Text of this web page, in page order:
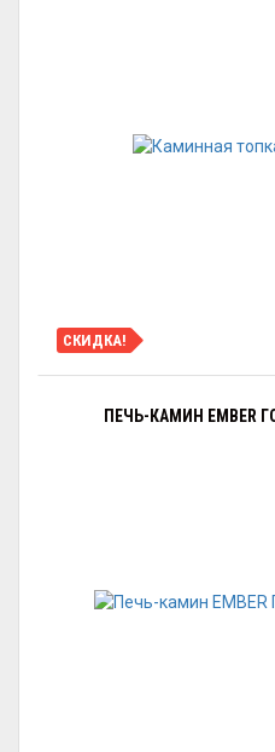
СКИДКА!
ПЕЧЬ-КАМИН EMBER